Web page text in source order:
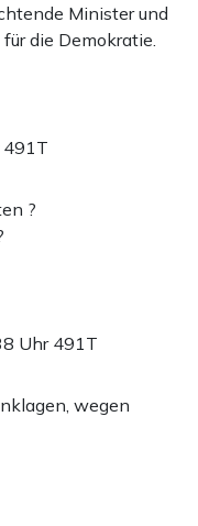
Minister und
die Demokratie.
491T
?
Uhr 491T
wegen